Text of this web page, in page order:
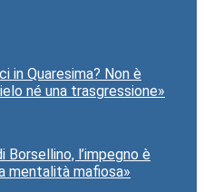
in Quaresima? Non è
né una trasgressione»
Borsellino, l’impegno è
mentalità mafiosa»